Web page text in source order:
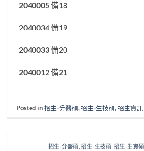
2040005 備18
2040034 備19
2040033 備20
2040012 備21
Posted in招生-分醫碩,招生-生技碩,招生資訊
招生-分醫碩 ,招生-生技碩 招生-生資碩